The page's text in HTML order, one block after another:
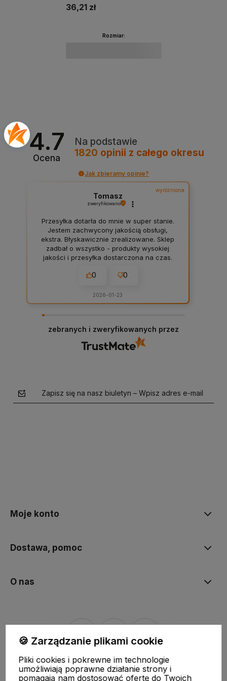
36,21 zł
Rozmiar:
4.7
Ocena
Na podstawie
1820 opinii z całego okresu
Jak zbieramy opinie?
wyróżniona
Tomasz
zweryfikowano
Przesyłka dotarła do mnie w super stanie.
Jestem zachwycony jakością obsługi,
ekstra. Błyskawicznie zrealizowane. Sklep
zadbał o wszystko - produkty wysokiej
jakości i przesyłka dostarczona na czas.
0 0
2026-01-23
zebranych i zweryfikowanych przez
Zapisz się na nasz biuletyn – Wpisz adres e-mail
Moje konto
Dostawa, pomoc
O nas
Sklep internetowy Shoper.pl Szablon Shoper Modern 3.0™
GrowCommerce
🍪 Zarządzanie plikami cookie
Pliki cookies i pokrewne im technologie
umożliwiają poprawne działanie strony i
pomagają nam dostosować ofertę do Twoich